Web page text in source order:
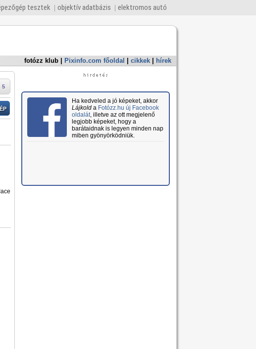
tesztek objektív adatbázis elektromos autó
fotózz klub Pixinfo.com főoldal cikkek hírek
5
Ha kedveled a jó képeket, akkor
Lájkolda Fotózz.hu új Facebook
oldalát, illetve az ott megjelenő
legjobb képeket, hogy a
barátaidnak is legyen minden nap
miben gyönyörködniük.